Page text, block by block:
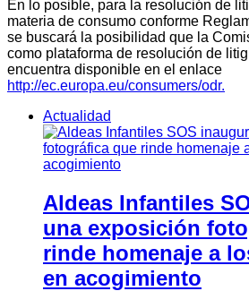
En lo posible, para la resolución de
materia de consumo conforme
se buscará la posibilidad que la
como plataforma de resolución de
encuentra disponible en el enlace
http://ec.europa.eu/consumers/odr.
Actualidad
Aldeas Infantiles
una exposición
rinde homenaje a
en acogimiento